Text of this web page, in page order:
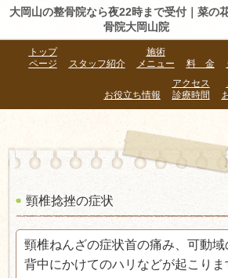
大岡山の整骨院なら夜22時まで受付｜菜の
骨院大岡山院
トップ
ページ
スタッフ紹介
施術
メニュー
料 金
お役立ち情報
アクセス
診療時間
頸椎捻挫の症状
頸椎ねんざの症状首の痛み、可動
背中にかけてのハリなどが起こりま